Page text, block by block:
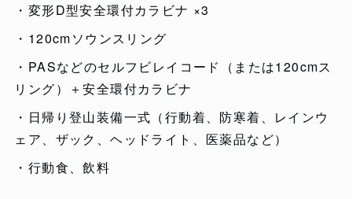
・変形D型安全環付カラビナ ×3
・120cmソウンスリング
・PASなどのセルフビレイコード（または120cmス
リング）＋安全環付カラビナ
・日帰り登山装備一式（行動着、防寒着、レインウ
ェア、ザック、ヘッドライト、医薬品など）
・行動食、飲料